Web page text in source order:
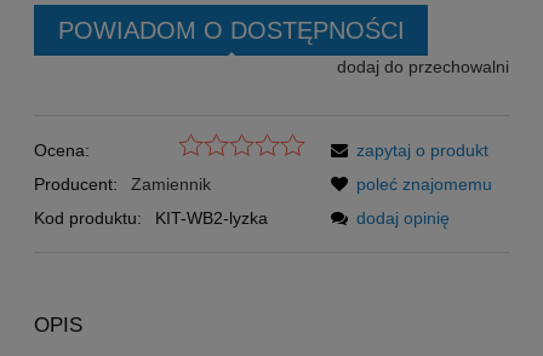
POWIADOM O DOSTĘPNOŚCI
dodaj do przechowalni
Ocena:
Producent:
Zamiennik
Kod produktu:
KIT-WB2-lyzka
zapytaj o produkt
poleć znajomemu
dodaj opinię
OPIS